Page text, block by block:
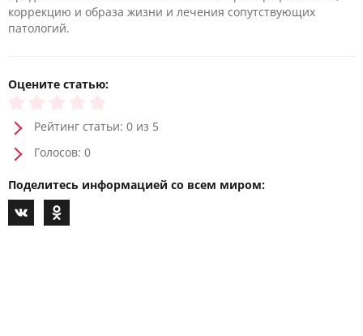
коррекцию и образа жизни и лечения сопутствующих
патологий.
Оцените статью:
Рейтинг статьи: 0 из 5
Голосов: 0
Поделитесь информацией со всем миром: